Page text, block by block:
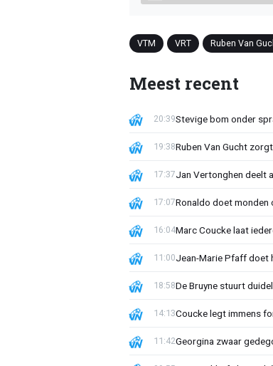
VTM VRT Ruben Van
Meest recent
Stevige bom onder
20:39
Ruben Van Gucht
19:38
Jan Vertonghen deelt
17:37
Ronaldo doet monden
17:07
Marc Coucke laat
16:04
Jean-Marie Pfaff doet
11:00
De Bruyne stuurt
18:58
Coucke legt immens
14:13
Georgina zwaar
11:42